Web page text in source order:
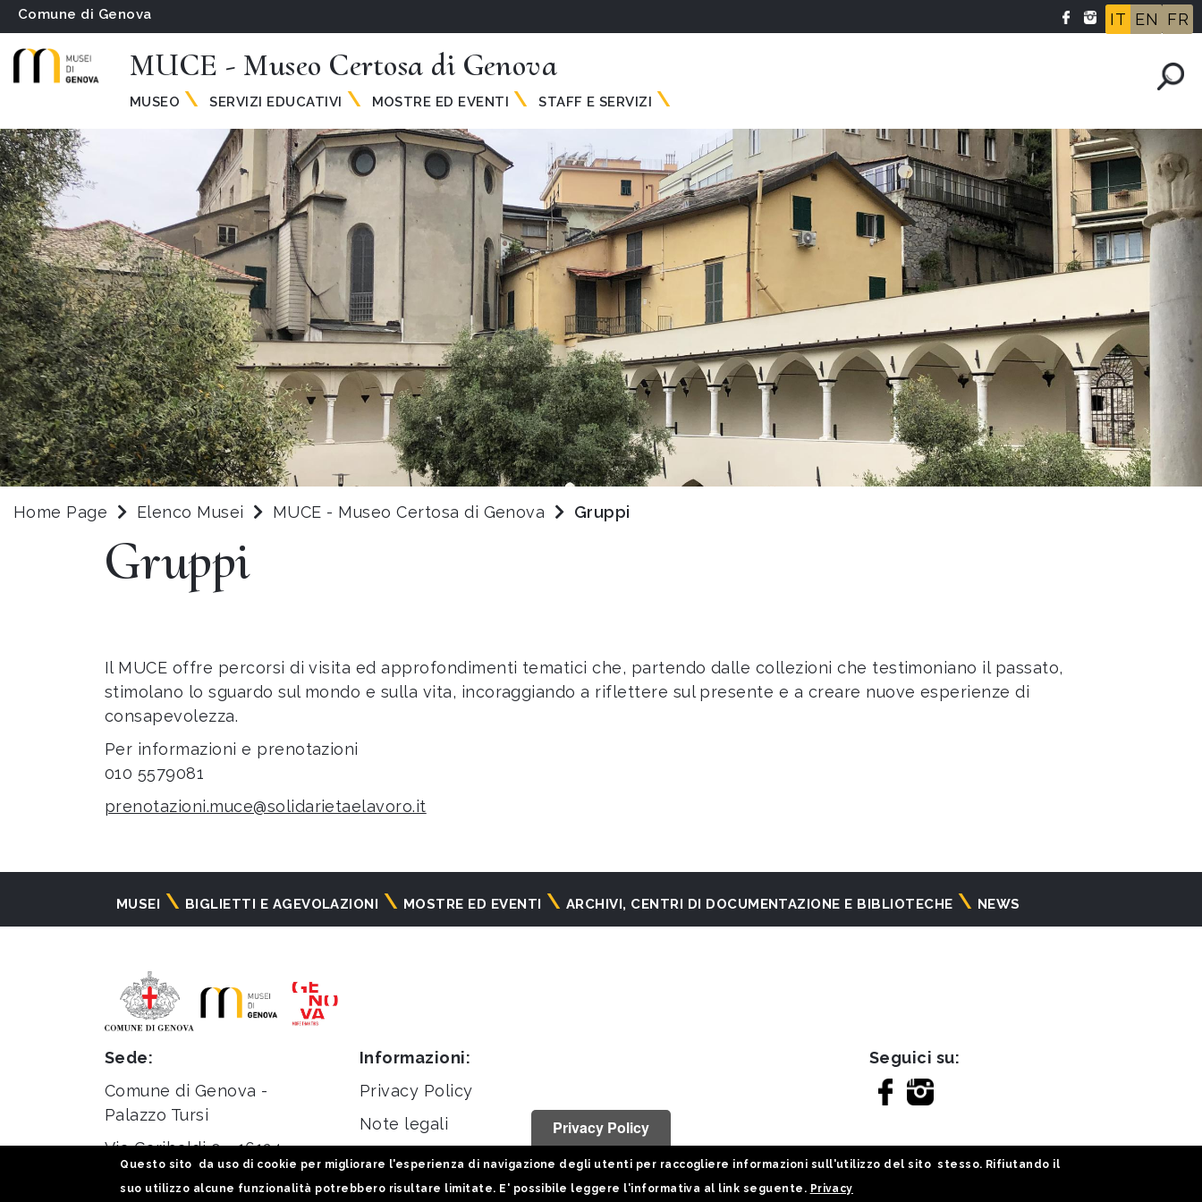
Comune di Genova IT EN FR
MUCE - Museo Certosa di Genova
MUSEO SERVIZI EDUCATIVI MOSTRE ED EVENTI STAFF E SERVIZI
Home Page Elenco Musei MUCE - Museo Certosa di Genova Gruppi
Gruppi
Il MUCE offre percorsi di visita ed approfondimenti tematici che, partendo dalle collezioni che testimoniano il passato,
stimolano lo sguardo sul mondo e sulla vita, incoraggiando a riflettere sul presente e a creare nuove esperienze di
consapevolezza.
Per informazioni e prenotazioni
010 5579081
prenotazioni.muce@solidarietaelavoro.it
Navigazione
MUSEI BIGLIETTI E AGEVOLAZIONI MOSTRE ED EVENTI ARCHIVI, CENTRI DI DOCUMENTAZIONE E BIBLIOTECHE NEWS
Sede:
Comune di Genova -
Palazzo Tursi
Via Garibaldi 9 - 16124
Genova
Informazioni:
Privacy Policy
Note legali
Statistiche
Seguici su:
Privacy Policy
Questo sito da uso di cookie per migliorare l'esperienza di navigazione degli utenti per raccogliere informazioni sull'utilizzo del sito stesso. Rifiutando il
suo utilizzo alcune funzionalità potrebbero risultare limitate. E' possibile leggere l'informativa al link seguente. Privacy